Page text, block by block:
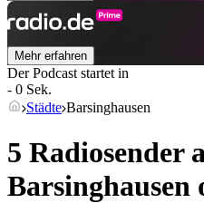
Mehr erfahren
Der Podcast startet in
- 0 Sek.
Städte Barsinghausen
5 Radiosender
Barsinghausen